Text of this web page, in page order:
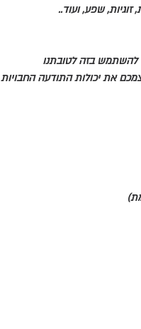
שפע, ועוד..
להשתמש בזה לטובתנו
את יכולות התודעה החבויות